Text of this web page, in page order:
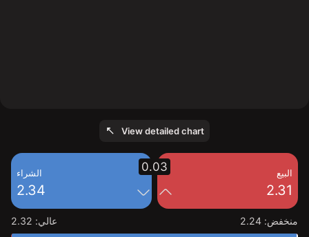
View detailed chart
البيع
2.31
الشراء
2.34
0.03
منخفض:
2.24 عالي:
2.32